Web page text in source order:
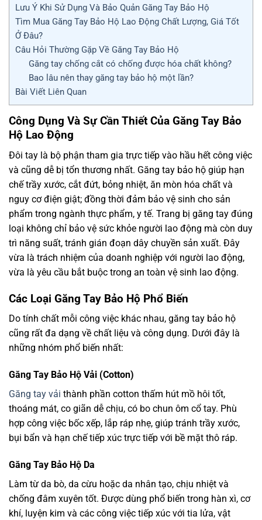
Lưu Ý Khi Sử Dụng Và Bảo Quản Găng Tay Bảo Hộ
Tìm Mua Găng Tay Bảo Hộ Lao Động Chất Lượng, Giá Tốt
Ở Đâu?
Câu Hỏi Thường Gặp Về Găng Tay Bảo Hộ
Găng tay chống cắt có chống được hóa chất không?
Bao lâu nên thay găng tay bảo hộ một lần?
Bài Viết Liên Quan
Công Dụng Và Sự Cần Thiết Của Găng Tay Bảo
Hộ Lao Động
Đôi tay là bộ phận tham gia trực tiếp vào hầu hết công việc
và cũng dễ bị tổn thương nhất. Găng tay bảo hộ giúp hạn
chế trầy xước, cắt đứt, bỏng nhiệt, ăn mòn hóa chất và
nguy cơ điện giật; đồng thời đảm bảo vệ sinh cho sản
phẩm trong ngành thực phẩm, y tế. Trang bị găng tay đúng
loại không chỉ bảo vệ sức khỏe người lao động mà còn duy
trì năng suất, tránh gián đoạn dây chuyền sản xuất. Đây
vừa là trách nhiệm của doanh nghiệp với người lao động,
vừa là yêu cầu bắt buộc trong an toàn vệ sinh lao động.
Các Loại Găng Tay Bảo Hộ Phổ Biến
Do tính chất mỗi công việc khác nhau, găng tay bảo hộ
cũng rất đa dạng về chất liệu và công dụng. Dưới đây là
những nhóm phổ biến nhất:
Găng Tay Bảo Hộ Vải (Cotton)
Găng tay vải thành phần cotton thấm hút mồ hôi tốt,
thoáng mát, co giãn dễ chịu, có bo chun ôm cổ tay. Phù
hợp công việc bốc xếp, lắp ráp nhẹ, giúp tránh trầy xước,
bụi bẩn và hạn chế tiếp xúc trực tiếp với bề mặt thô ráp.
Găng Tay Bảo Hộ Da
Làm từ da bò, da cừu hoặc da nhân tạo, chịu nhiệt và
chống đâm xuyên tốt. Được dùng phổ biến trong hàn xì, cơ
khí, luyện kim và các công việc tiếp xúc với tia lửa, vật